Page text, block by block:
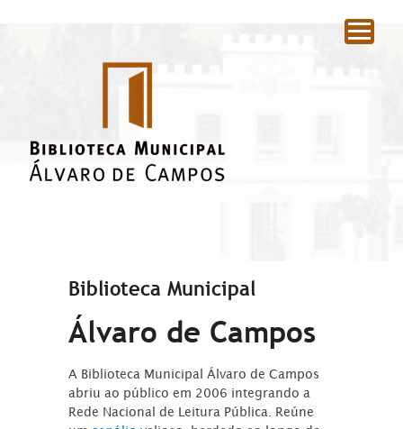
Biblioteca Municipal
Álvaro de Campos
A Biblioteca Municipal Álvaro de Campos
abriu ao público em 2006 integrando a
Rede Nacional de Leitura Pública. Reúne